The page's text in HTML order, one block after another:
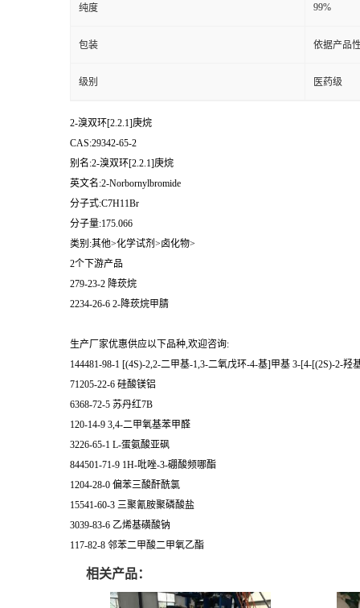
纯度 99%
包装 依据产品
级别 医药级
2-溴双环[2.2.1]庚烷
CAS:29342-65-2
别名:2-溴双环[2.2.1]庚烷
英文名:2-Norbornylbromide
分子式:C7H11Br
分子量:175.066
类别:其他>化学试剂>卤化物>
2个下游产品
279-23-2 降莰烷
2234-26-6 2-降莰烷甲腈
生产厂家优惠供应以下品种,欢迎咨询:
144481-98-1 [(4S)-2,2-二甲基-1,3-二氧戊环-4-基]甲基 3-[4-[(2S)-2-
71205-22-6 硅酸镁铝
6368-72-5 苏丹红7B
120-14-9 3,4-二甲氧基苯甲醛
3226-65-1 L-蛋氨酸亚砜
844501-71-9 1H-吡唑-3-硼酸频哪酯
1204-28-0 偏苯三酸酐酰氯
15541-60-3 三聚氰胺聚磷酸盐
3039-83-6 乙烯基磺酸钠
117-82-8 邻苯二甲酸二甲氧乙酯
相关产品：